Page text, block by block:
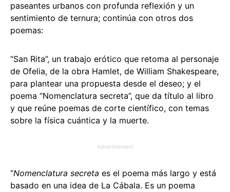
paseantes urbanos con profunda reflexión y un
sentimiento de ternura; continúa con otros dos
poemas:
“San Rita”, un trabajo erótico que retoma al personaje
de Ofelia, de la obra Hamlet, de William Shakespeare,
para plantear una propuesta desde el deseo; y el
poema “Nomenclatura secreta”, que da título al libro
y que reúne poemas de corte científico, con temas
sobre la física cuántica y la muerte.
Advertisement
“Nomenclatura secreta es el poema más largo y está
basado en una idea de La Cábala. Es un poema